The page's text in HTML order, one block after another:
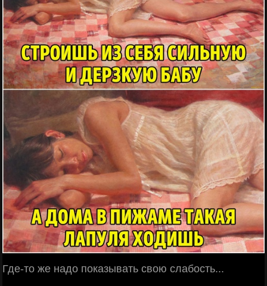
Где-то же надо показывать свою слабость...